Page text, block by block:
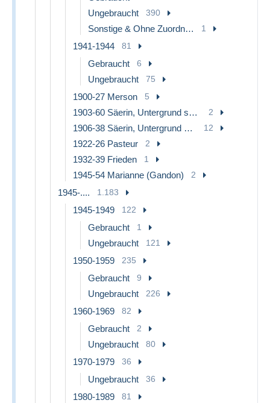
Ungebraucht 390
Sonstige & Ohne Zuordnung 1
1941-1944 81
Gebraucht 6
Ungebraucht 75
1900-27 Merson 5
1903-60 Säerin, Untergrund schraffiert 2
1906-38 Säerin, Untergrund glatt 12
1922-26 Pasteur 2
1932-39 Frieden 1
1945-54 Marianne (Gandon) 2
1945-.... 1.183
1945-1949 122
Gebraucht 1
Ungebraucht 121
1950-1959 235
Gebraucht 9
Ungebraucht 226
1960-1969 82
Gebraucht 2
Ungebraucht 80
1970-1979 36
Ungebraucht 36
1980-1989 81